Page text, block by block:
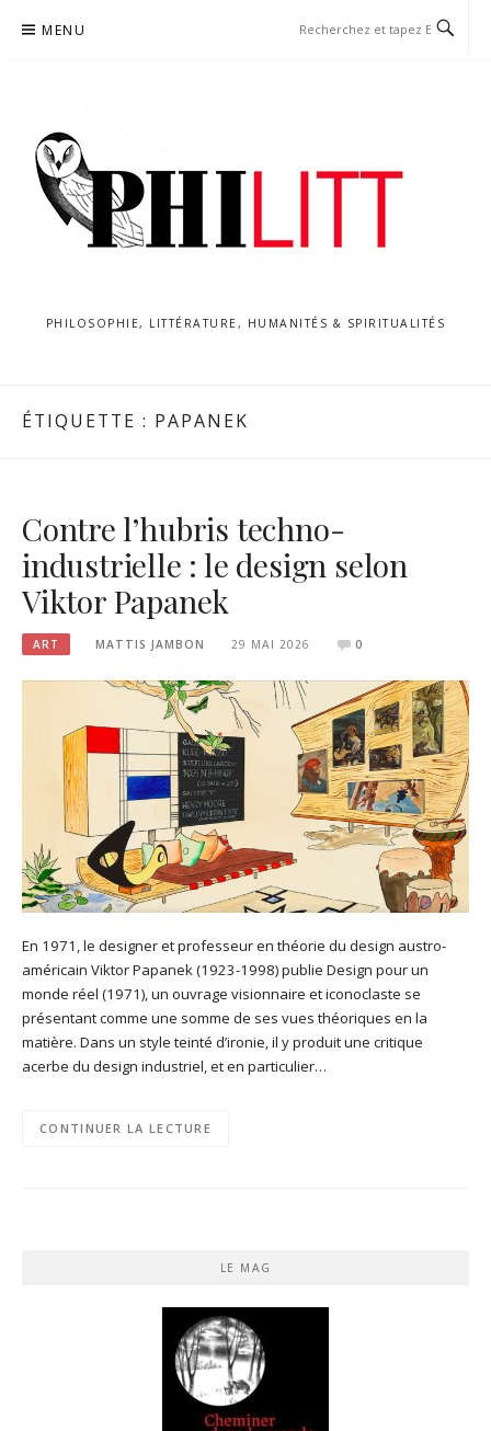
MENU
PHILOSOPHIE, LITTÉRATURE, HUMANITÉS & SPIRITUALITÉS
ÉTIQUETTE : PAPANEK
Contre l’hubris techno-
industrielle : le design selon
Viktor Papanek
ART MATTIS JAMBON 29 MAI 2026 0
En 1971, le designer et professeur en théorie du design austro-
américain Viktor Papanek (1923-1998) publie Design pour un
monde réel (1971), un ouvrage visionnaire et iconoclaste se
présentant comme une somme de ses vues théoriques en la
matière. Dans un style teinté d’ironie, il y produit une critique
acerbe du design industriel, et en particulier…
CONTINUER LA LECTURE
LE MAG